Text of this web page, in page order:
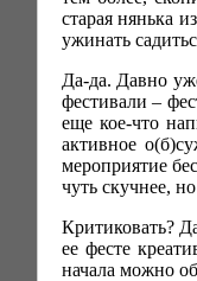
старая нянька
ужинать
Да-да. Давно
фестивали –
еще кое-что
активное
мероприятие
чуть скучнее,
Критиковать?
ее фесте
начала можно